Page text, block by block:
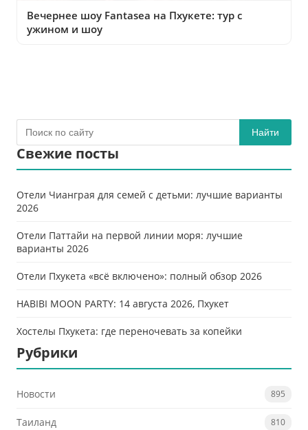
Вечернее шоу Fantasea на Пхукете: тур с
ужином и шоу
Найти
Свежие посты
Отели Чианграя для семей с детьми: лучшие варианты
2026
Отели Паттайи на первой линии моря: лучшие
варианты 2026
Отели Пхукета «всё включено»: полный обзор 2026
HABIBI MOON PARTY: 14 августа 2026, Пхукет
Хостелы Пхукета: где переночевать за копейки
Рубрики
Новости 895
Таиланд 810